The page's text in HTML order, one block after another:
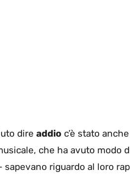
dire addio c’è stato anche
che ha avuto modo
riguardo al loro